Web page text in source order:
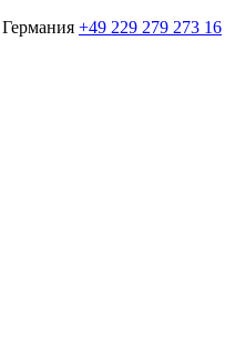
Германия +49 229 279 273 16